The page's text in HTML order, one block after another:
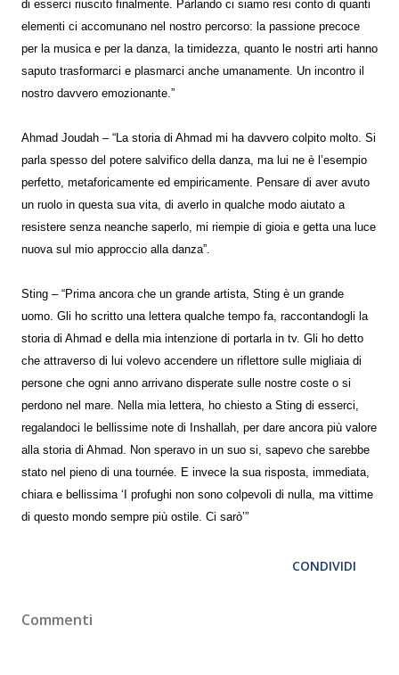
di esserci riuscito finalmente. Parlando ci siamo resi conto di quanti
elementi ci accomunano nel nostro percorso: la passione precoce
per la musica e per la danza, la timidezza, quanto le nostri arti hanno
saputo trasformarci e plasmarci anche umanamente. Un incontro il
nostro davvero emozionante.”
Ahmad Joudah – “La storia di Ahmad mi ha davvero colpito molto. Si
parla spesso del potere salvifico della danza, ma lui ne è l’esempio
perfetto, metaforicamente ed empiricamente. Pensare di aver avuto
un ruolo in questa sua vita, di averlo in qualche modo aiutato a
resistere senza neanche saperlo, mi riempie di gioia e getta una luce
nuova sul mio approccio alla danza”.
Sting – “Prima ancora che un grande artista, Sting è un grande
uomo. Gli ho scritto una lettera qualche tempo fa, raccontandogli la
storia di Ahmad e della mia intenzione di portarla in tv. Gli ho detto
che attraverso di lui volevo accendere un riflettore sulle migliaia di
persone che ogni anno arrivano disperate sulle nostre coste o si
perdono nel mare. Nella mia lettera, ho chiesto a Sting di esserci,
regalandoci le bellissime note di Inshallah, per dare ancora più valore
alla storia di Ahmad. Non speravo in un suo si, sapevo che sarebbe
stato nel pieno di una tournée. E invece la sua risposta, immediata,
chiara e bellissima ‘I profughi non sono colpevoli di nulla, ma vittime
di questo mondo sempre più ostile. Ci sarò’”
CONDIVIDI
Commenti